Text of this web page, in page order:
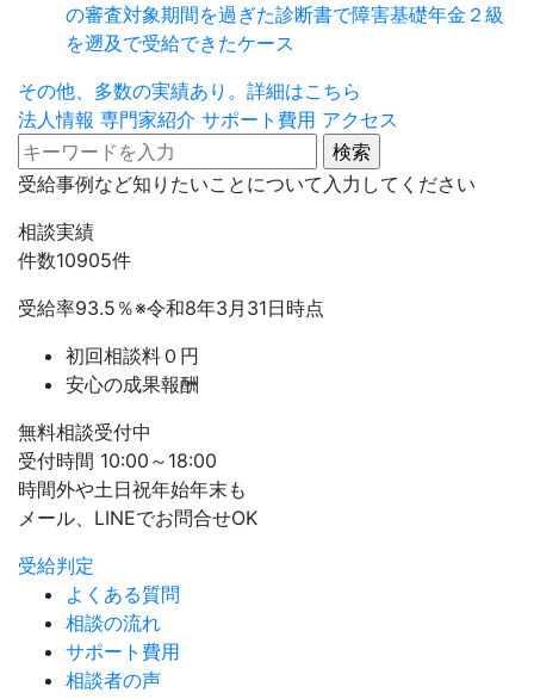
の審査対象期間を過ぎた診断書で障害基礎年金２級
を遡及で受給できたケース
その他、多数の実績あり。詳細はこちら
法人情報 専門家紹介 サポート費用 アクセス
受給事例など知りたいことについて入力してください
相談実績
件数10905件
受給率93.5 ％※令和8年3月31日時点
初回相談料０円
安心の成果報酬
無料相談受付中
受付時間 10:00～18:00
時間外や土日祝年始年末も
メール、LINEでお問合せOK
受給判定
よくある質問
相談の流れ
サポート費用
相談者の声